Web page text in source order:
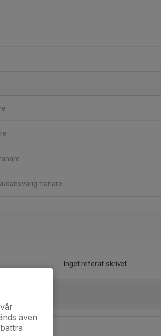
tränare
Inget referat skrivet
även